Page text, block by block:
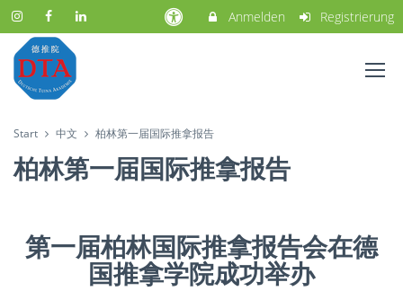
Anmelden Registrierung
Start 中文 柏林第一届国际推拿报告
柏林第一届国际推拿报告
第一届柏林国际推拿报告会在德
国推拿学院成功举办